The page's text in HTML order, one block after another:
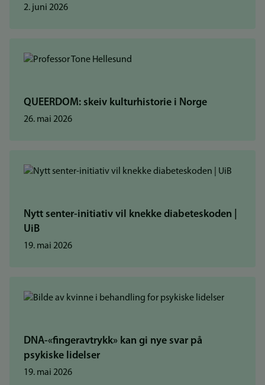
2. juni 2026
QUEERDOM: skeiv kulturhistorie i Norge
26. mai 2026
Nytt senter-initiativ vil knekke diabeteskoden |
UiB
19. mai 2026
DNA-«fingeravtrykk» kan gi nye svar på
psykiske lidelser
19. mai 2026